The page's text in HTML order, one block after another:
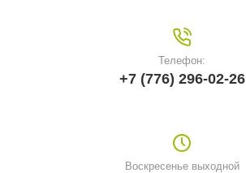
Телефон:
+7 (776) 296-02-26
Воскресенье выходной